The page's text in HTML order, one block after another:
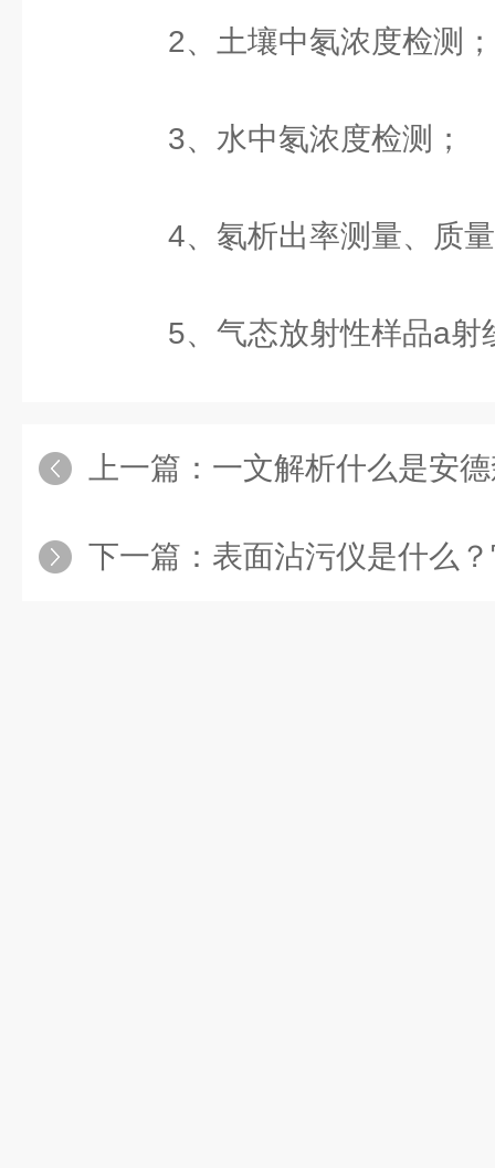
2、土壤中氡浓度检测；
3、水中氡浓度检测；
4、氡析出率测量、质量
5、气态放射性样品a射
上一篇： 一文解析什么是安
下一篇： 表面沾污仪是什么